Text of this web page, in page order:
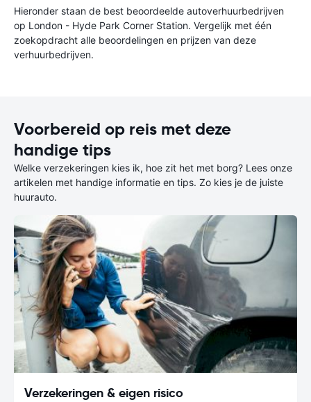
Hieronder staan de best beoordeelde autoverhuurbedrijven
op London - Hyde Park Corner Station. Vergelijk met één
zoekopdracht alle beoordelingen en prijzen van deze
verhuurbedrijven.
Voorbereid op reis met deze
handige tips
Welke verzekeringen kies ik, hoe zit het met borg? Lees onze
artikelen met handige informatie en tips. Zo kies je de juiste
huurauto.
Verzekeringen & eigen risico